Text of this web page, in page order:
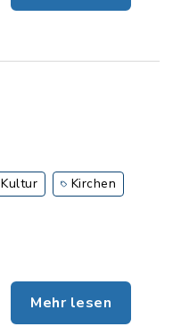
Kultur Kirchen
Mehr lesen